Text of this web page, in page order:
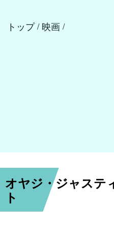
オヤジ・ジャステ
ト
トップ / 映画 /